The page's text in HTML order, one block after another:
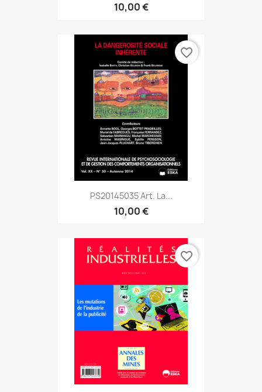
10,00 €
PS20145035 Art. La...
10,00 €
favorite_border
favorite_border